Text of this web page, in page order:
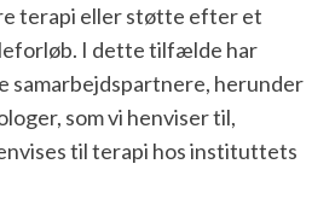
terapi eller støtte efter et
I dette tilfælde har
herunder
som vi henviser til,
til terapi hos instituttets